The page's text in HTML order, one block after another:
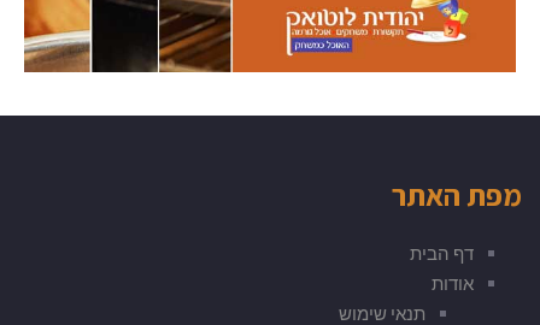
מפת האתר
דף הבית
אודות
תנאי שימוש